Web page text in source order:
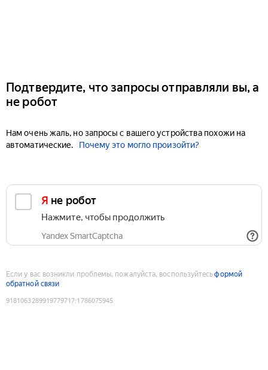
Подтвердите, что запросы отправляли вы, а
не робот
Нам очень жаль, но запросы с вашего устройства похожи на
автоматические.
Почему это могло произойти?
Я не робот
Нажмите, чтобы продолжить
Yandex SmartCaptcha
Если у вас возникли проблемы, пожалуйста, воспользуйтесьформой
обратной связи
9181063289919779717:1786075945